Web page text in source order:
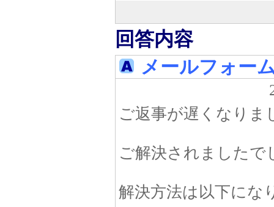
回答内容
メールフォー
ご返事が遅くなりま
ご解決されましたで
解決方法は以下にな